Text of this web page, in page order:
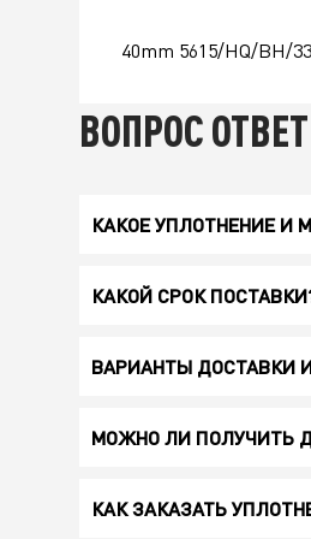
40mm 5615/HQ/BH/
ВОПРОС ОТВЕТ
КАКОЕ УПЛОТНЕНИЕ И
КАКОЙ СРОК
ВАРИАНТЫ ДОСТАВКИ
МОЖНО ЛИ ПОЛУЧИТЬ
КАК ЗАКАЗАТЬ